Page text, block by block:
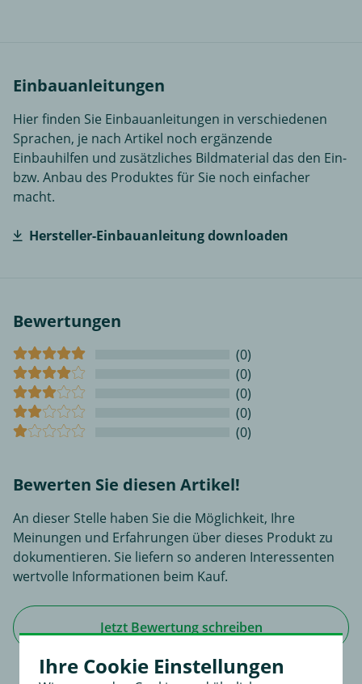
Einbauanleitungen
Hier finden Sie Einbauanleitungen in verschiedenen
Sprachen, je nach Artikel noch ergänzende
Einbauhilfen und zusätzliches Bildmaterial das den Ein-
bzw. Anbau des Produktes für Sie noch einfacher
macht.
Hersteller-Einbauanleitung downloaden
Bewertungen
(0)
(0)
(0)
(0)
(0)
Bewerten Sie diesen Artikel!
An dieser Stelle haben Sie die Möglichkeit, Ihre
Meinungen und Erfahrungen über dieses Produkt zu
dokumentieren. Sie liefern so anderen Interessenten
wertvolle Informationen beim Kauf.
Jetzt Bewertung schreiben
Ihre Cookie Einstellungen